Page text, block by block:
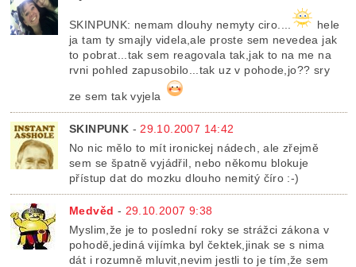
SKINPUNK: nemam dlouhy nemyty ciro....
hele
ja tam ty smajly videla,ale proste sem nevedea jak
to pobrat...tak sem reagovala tak,jak to na me na
rvni pohled zapusobilo...tak uz v pohode,jo?? sry
ze sem tak vyjela
SKINPUNK - 29.10.2007 14:42
No nic mělo to mít ironickej nádech, ale zřejmě
sem se špatně vyjádřil, nebo někomu blokuje
přístup dat do mozku dlouho nemitý číro :-)
Medvěd - 29.10.2007 9:38
Myslim,že je to poslední roky se strážci zákona v
pohodě,jediná vijímka byl čektek,jinak se s nima
dát i rozumně mluvit,nevim jestli to je tím,že sem